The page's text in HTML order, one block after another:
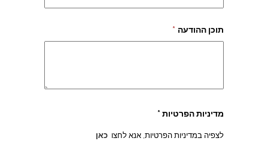
תוכן ההודעה *
מדיניות הפרטיות *
לצפיה במדיניות הפרטיות, אנא לחצו כאן